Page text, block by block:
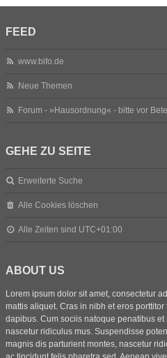
FEED
www.bifo.de
Neue Themen
Forum - »Hausordnung« - bitte vor
GEHE ZU SEITE
Erweiterte Suche
Alle Cookies löschen
Alle Zeiten sind UTC+01:00
ABOUT US
Lorem ipsum dolor sit amet, consectetur
mattis aliquet. Cras in nibh et eros
dapibus. Cum sociis natoque penatibus
nascetur ridiculus mus. Suspendisse
magnis dis parturient montes, nascetur